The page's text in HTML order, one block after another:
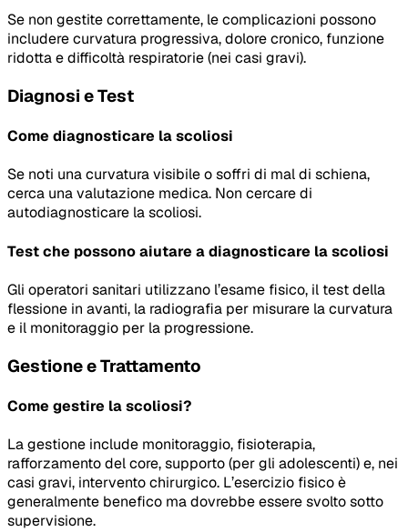
Se non gestite correttamente, le complicazioni possono
includere curvatura progressiva, dolore cronico, funzione
ridotta e difficoltà respiratorie (nei casi gravi).
Diagnosi e Test
Come diagnosticare la scoliosi
Se noti una curvatura visibile o soffri di mal di schiena,
cerca una valutazione medica. Non cercare di
autodiagnosticare la scoliosi.
Test che possono aiutare a diagnosticare la scoliosi
Gli operatori sanitari utilizzano l’esame fisico, il test della
flessione in avanti, la radiografia per misurare la curvatura
e il monitoraggio per la progressione.
Gestione e Trattamento
Come gestire la scoliosi?
La gestione include monitoraggio, fisioterapia,
rafforzamento del core, supporto (per gli adolescenti) e, nei
casi gravi, intervento chirurgico. L’esercizio fisico è
generalmente benefico ma dovrebbe essere svolto sotto
supervisione.